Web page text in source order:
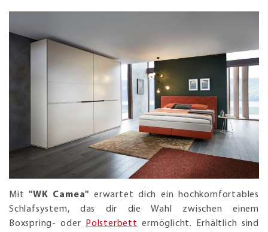
Mit"WK Camea" erwartet dich ein hochkomfortables
Schlafsystem, das dir die Wahl zwischen einem
Boxspring- oder
Polsterbett ermöglicht. Erhältlich sind